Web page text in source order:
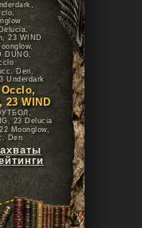
23 WIND
DUNG,
Den,
Underdark
23 WIND
23 Delucia
Moonglow,
Den